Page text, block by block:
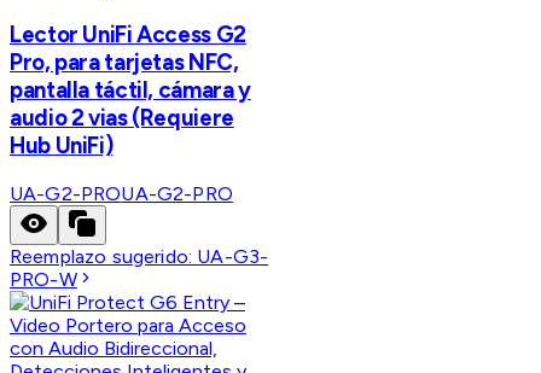
Lector UniFi Access G2
Pro, para tarjetas NFC,
pantalla táctil, cámara y
audio 2 vias (Requiere
Hub UniFi)
UA-G2-PROUA-G2-PRO
Reemplazo sugerido: UA-G3-
PRO-W